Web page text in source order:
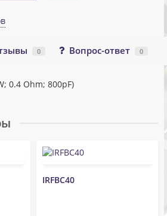
0 Вопрос-ответ 0
0.4 Ohm; 800pF)
IRFBC40